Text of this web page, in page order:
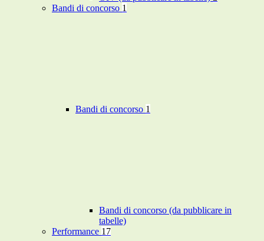
Bandi di concorso 1
Bandi di concorso 1
Bandi di concorso (da pubblicare in
tabelle)
Performance 17